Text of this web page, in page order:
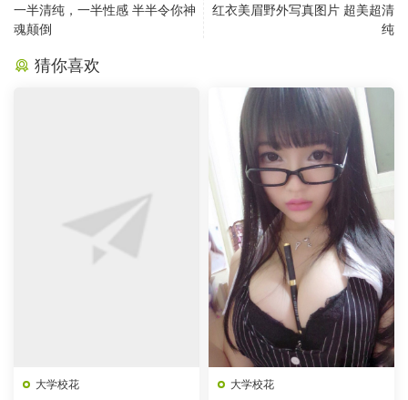
一半清纯，一半性感 半半令你神
魂颠倒
红衣美眉野外写真图片 超美超清
纯
猜你喜欢
大学校花 大学校花